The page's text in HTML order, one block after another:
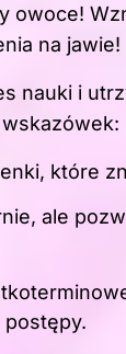
owoce!
na jawie!
nauki i
które
ale